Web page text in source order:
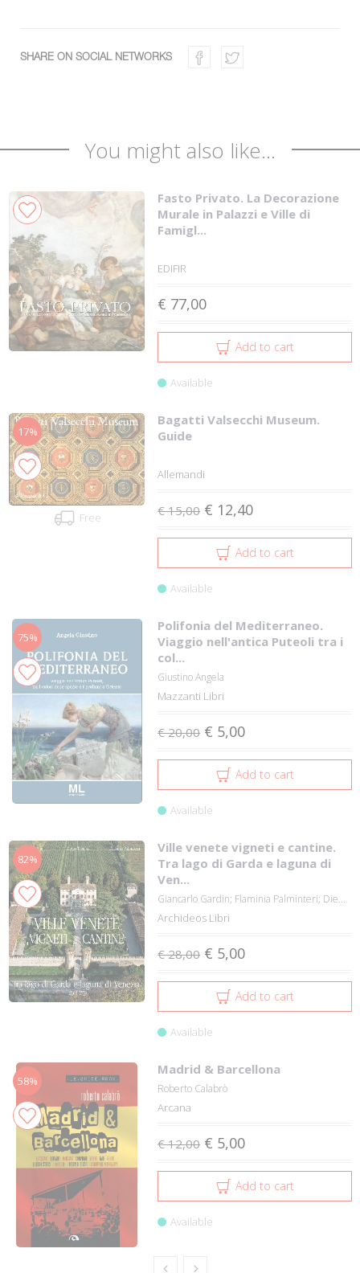
SHARE ON SOCIAL NETWORKS
You might also like...
Fasto Privato. La Decorazione
Murale in Palazzi e Ville di
Famigl...
EDIFIR
€ 77,00
Add to cart
Available
17%
Free
Bagatti Valsecchi Museum.
Guide
Allemandi
€ 15,00 € 12,40
Add to cart
Available
75%
Polifonia del Mediterraneo.
Viaggio nell'antica Puteoli tra i
col...
Giustino Angela
Mazzanti Libri
€ 20,00 € 5,00
Add to cart
Available
82%
Ville venete vigneti e cantine.
Tra lago di Garda e laguna di
Ven...
Giancarlo Gardin; Flaminia Palminteri; Die...
Archideos Libri
€ 28,00 € 5,00
Add to cart
Available
58%
Madrid & Barcellona
Roberto Calabrò
Arcana
€ 12,00 € 5,00
Add to cart
Available